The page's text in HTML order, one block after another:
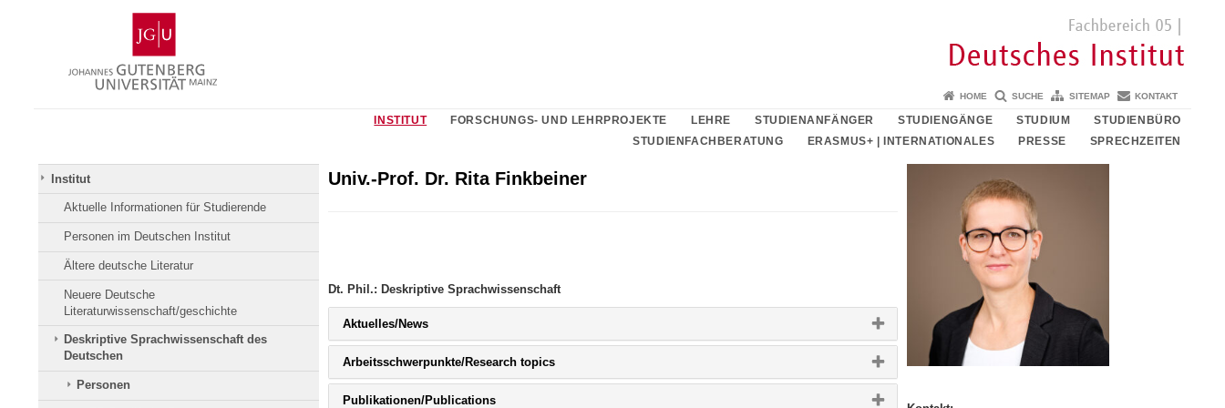
Gutenberg-
Universität
Mainz
HOME SUCHE SITEMAP KONTAKT
INSTITUT FORSCHUNGS- UND LEHRPROJEKTE LEHRE STUDIENANFÄNGER STUDIENGÄNGE STUDIUM
STUDIENBÜRO
STUDIENFACHBERATUNG
ERASMUS+ | INTERNATIONALES PRESSE SPRECHZEITEN
Institut
Aktuelle Informationen für Studierende
Personen im Deutschen Institut
Ältere deutsche Literatur
Neuere Deutsche
Literaturwissenschaft/geschichte
Deskriptive Sprachwissenschaft des
Deutschen
Personen
Univ.-Prof. Dr. Rita Finkbeiner
Dt. Phil.: Deskriptive Sprachwissenschaft
Aktuelles/NewsBitte
Button
klicken,
um
Inhalt
erweitern
Arbeitsschwerpunkte/Research topicsBitte
Button
klicken,
Publikationen/PublicationsBitte